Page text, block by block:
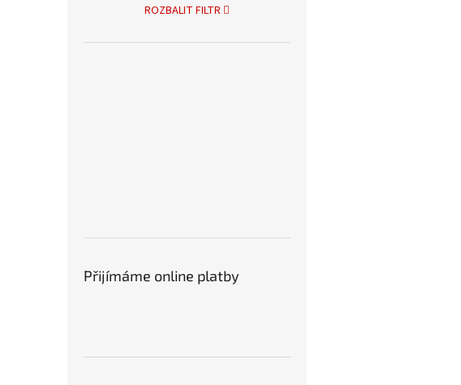
ROZBALIT FILTR
Přijímáme online platby